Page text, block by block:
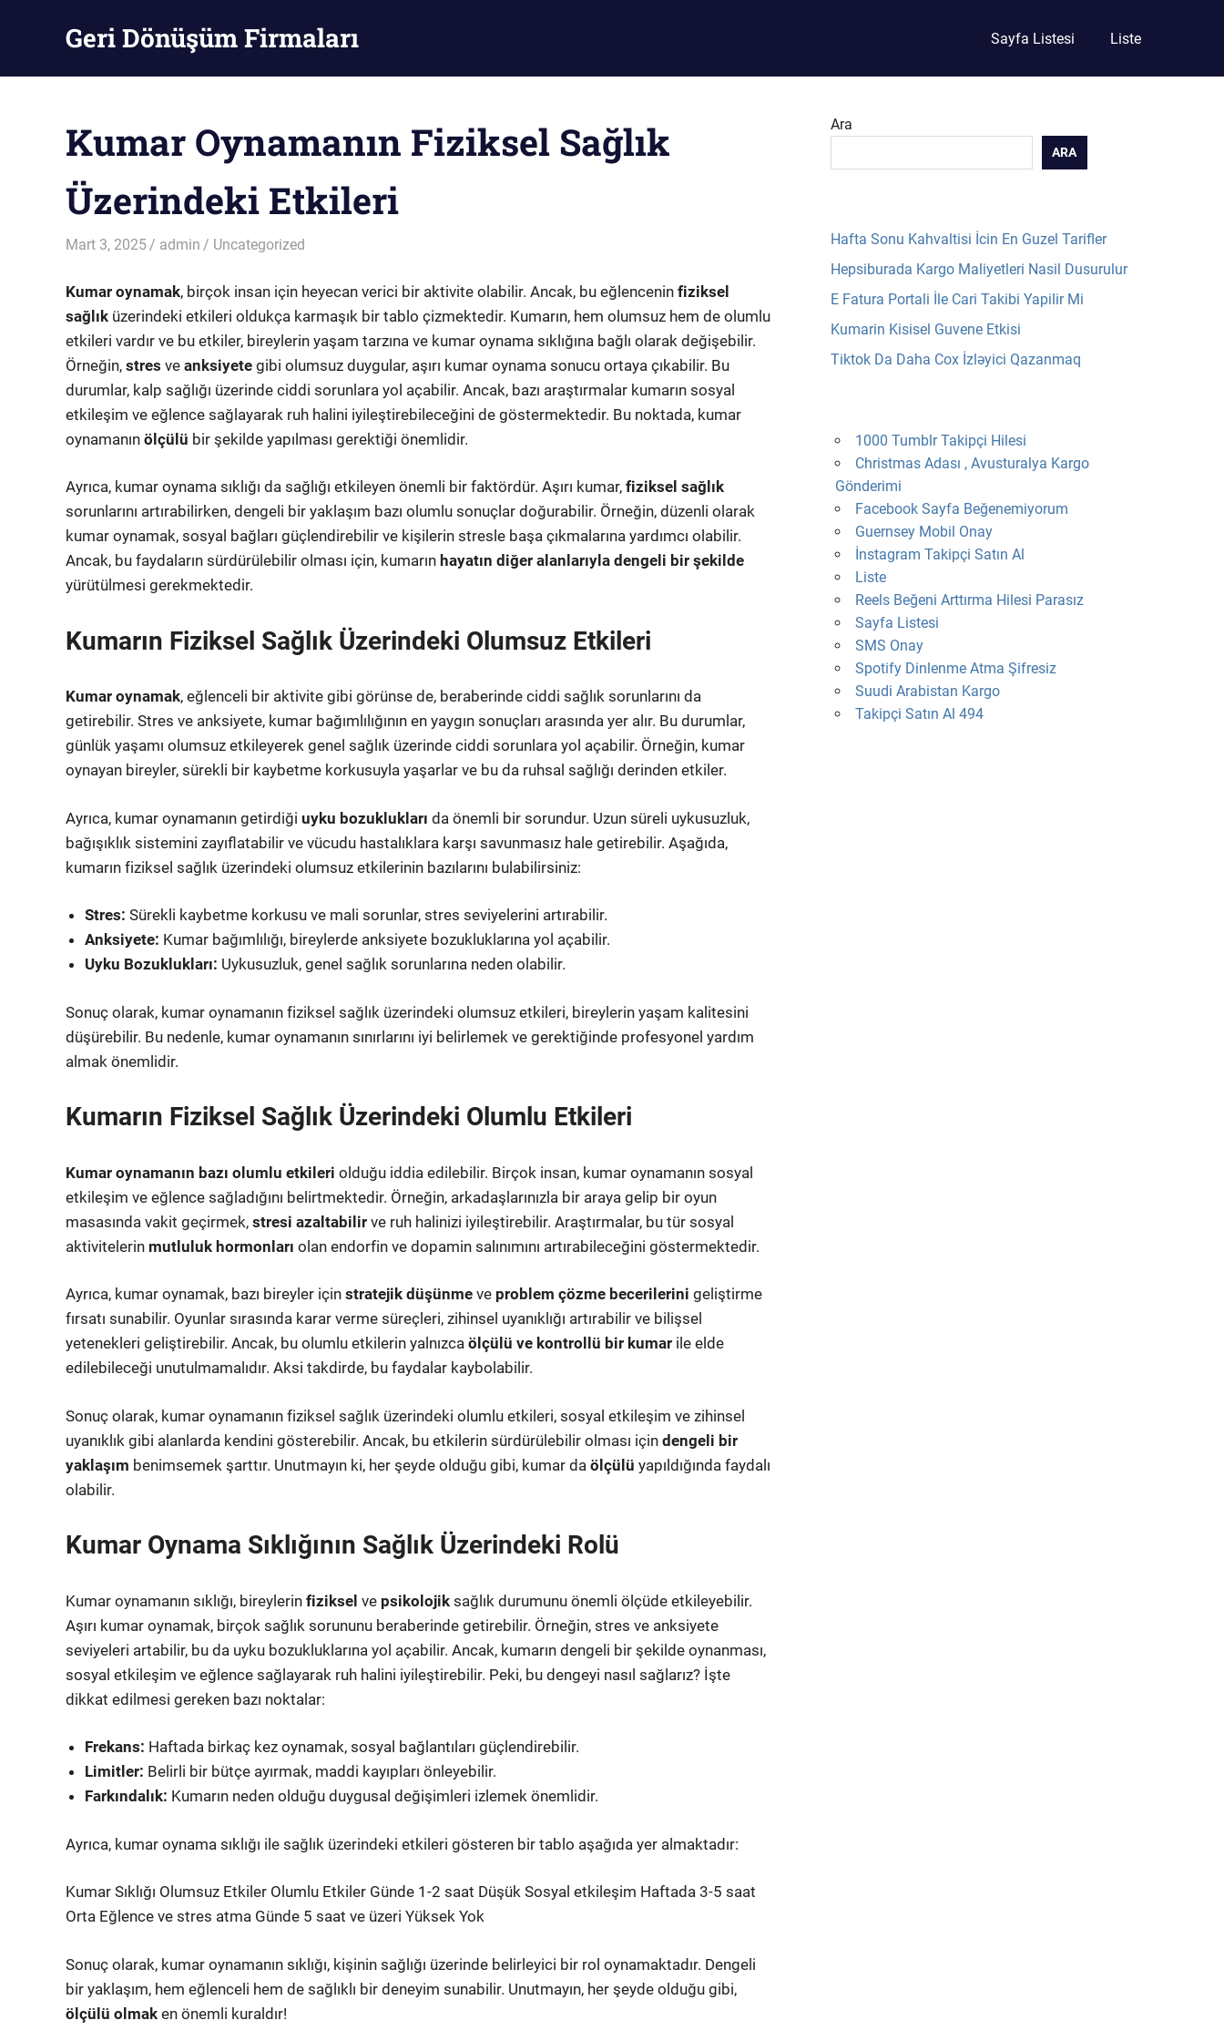
Geri Dönüşüm Firmaları Sayfa Listesi Liste
Kumar Oynamanın Fiziksel Sağlık
Üzerindeki Etkileri
Mart 3, 2025 admin Uncategorized
Kumar oynamak, birçok insan için heyecan verici bir aktivite olabilir. Ancak, bu eğlencenin fiziksel
sağlık üzerindeki etkileri oldukça karmaşık bir tablo çizmektedir. Kumarın, hem olumsuz hem de olumlu
etkileri vardır ve bu etkiler, bireylerin yaşam tarzına ve kumar oynama sıklığına bağlı olarak değişebilir.
Örneğin, stres ve anksiyete gibi olumsuz duygular, aşırı kumar oynama sonucu ortaya çıkabilir. Bu
durumlar, kalp sağlığı üzerinde ciddi sorunlara yol açabilir. Ancak, bazı araştırmalar kumarın sosyal
etkileşim ve eğlence sağlayarak ruh halini iyileştirebileceğini de göstermektedir. Bu noktada, kumar
oynamanın ölçülü bir şekilde yapılması gerektiği önemlidir.
Ayrıca, kumar oynama sıklığı da sağlığı etkileyen önemli bir faktördür. Aşırı kumar, fiziksel sağlık
sorunlarını artırabilirken, dengeli bir yaklaşım bazı olumlu sonuçlar doğurabilir. Örneğin, düzenli olarak
kumar oynamak, sosyal bağları güçlendirebilir ve kişilerin stresle başa çıkmalarına yardımcı olabilir.
Ancak, bu faydaların sürdürülebilir olması için, kumarın hayatın diğer alanlarıyla dengeli bir şekilde
yürütülmesi gerekmektedir.
Kumarın Fiziksel Sağlık Üzerindeki Olumsuz Etkileri
Kumar oynamak, eğlenceli bir aktivite gibi görünse de, beraberinde ciddi sağlık sorunlarını da
getirebilir. Stres ve anksiyete, kumar bağımlılığının en yaygın sonuçları arasında yer alır. Bu durumlar,
günlük yaşamı olumsuz etkileyerek genel sağlık üzerinde ciddi sorunlara yol açabilir. Örneğin, kumar
oynayan bireyler, sürekli bir kaybetme korkusuyla yaşarlar ve bu da ruhsal sağlığı derinden etkiler.
Ayrıca, kumar oynamanın getirdiği uyku bozuklukları da önemli bir sorundur. Uzun süreli uykusuzluk,
bağışıklık sistemini zayıflatabilir ve vücudu hastalıklara karşı savunmasız hale getirebilir. Aşağıda,
kumarın fiziksel sağlık üzerindeki olumsuz etkilerinin bazılarını bulabilirsiniz:
Stres: Sürekli kaybetme korkusu ve mali sorunlar, stres seviyelerini artırabilir.
Anksiyete: Kumar bağımlılığı, bireylerde anksiyete bozukluklarına yol açabilir.
Uyku Bozuklukları: Uykusuzluk, genel sağlık sorunlarına neden olabilir.
Sonuç olarak, kumar oynamanın fiziksel sağlık üzerindeki olumsuz etkileri, bireylerin yaşam kalitesini
düşürebilir. Bu nedenle, kumar oynamanın sınırlarını iyi belirlemek ve gerektiğinde profesyonel yardım
almak önemlidir.
Kumarın Fiziksel Sağlık Üzerindeki Olumlu Etkileri
Kumar oynamanın bazı olumlu etkileri olduğu iddia edilebilir. Birçok insan, kumar oynamanın sosyal
etkileşim ve eğlence sağladığını belirtmektedir. Örneğin, arkadaşlarınızla bir araya gelip bir oyun
masasında vakit geçirmek, stresi azaltabilir ve ruh halinizi iyileştirebilir. Araştırmalar, bu tür sosyal
aktivitelerin mutluluk hormonları olan endorfin ve dopamin salınımını artırabileceğini göstermektedir.
Ayrıca, kumar oynamak, bazı bireyler için stratejik düşünme ve problem çözme becerilerini geliştirme
fırsatı sunabilir. Oyunlar sırasında karar verme süreçleri, zihinsel uyanıklığı artırabilir ve bilişsel
yetenekleri geliştirebilir. Ancak, bu olumlu etkilerin yalnızca ölçülü ve kontrollü bir kumar ile elde
edilebileceği unutulmamalıdır. Aksi takdirde, bu faydalar kaybolabilir.
Sonuç olarak, kumar oynamanın fiziksel sağlık üzerindeki olumlu etkileri, sosyal etkileşim ve zihinsel
uyanıklık gibi alanlarda kendini gösterebilir. Ancak, bu etkilerin sürdürülebilir olması için dengeli bir
yaklaşım benimsemek şarttır. Unutmayın ki, her şeyde olduğu gibi, kumar da ölçülü yapıldığında faydalı
olabilir.
Kumar Oynama Sıklığının Sağlık Üzerindeki Rolü
Kumar oynamanın sıklığı, bireylerin fiziksel ve psikolojik sağlık durumunu önemli ölçüde etkileyebilir.
Aşırı kumar oynamak, birçok sağlık sorununu beraberinde getirebilir. Örneğin, stres ve anksiyete
seviyeleri artabilir, bu da uyku bozukluklarına yol açabilir. Ancak, kumarın dengeli bir şekilde oynanması,
sosyal etkileşim ve eğlence sağlayarak ruh halini iyileştirebilir. Peki, bu dengeyi nasıl sağlarız? İşte
dikkat edilmesi gereken bazı noktalar:
Frekans: Haftada birkaç kez oynamak, sosyal bağlantıları güçlendirebilir.
Limitler: Belirli bir bütçe ayırmak, maddi kayıpları önleyebilir.
Farkındalık: Kumarın neden olduğu duygusal değişimleri izlemek önemlidir.
Ayrıca, kumar oynama sıklığı ile sağlık üzerindeki etkileri gösteren bir tablo aşağıda yer almaktadır:
Kumar Sıklığı Olumsuz Etkiler Olumlu Etkiler Günde 1-2 saat Düşük Sosyal etkileşim Haftada 3-5 saat
Orta Eğlence ve stres atma Günde 5 saat ve üzeri Yüksek Yok
Sonuç olarak, kumar oynamanın sıklığı, kişinin sağlığı üzerinde belirleyici bir rol oynamaktadır. Dengeli
bir yaklaşım, hem eğlenceli hem de sağlıklı bir deneyim sunabilir. Unutmayın, her şeyde olduğu gibi,
ölçülü olmak en önemli kuraldır!
Ara
ARA
Hafta Sonu Kahvaltisi İcin En Guzel Tarifler
Hepsiburada Kargo Maliyetleri Nasil Dusurulur
E Fatura Portali İle Cari Takibi Yapilir Mi
Kumarin Kisisel Guvene Etkisi
Tiktok Da Daha Cox İzləyici Qazanmaq
1000 Tumblr Takipçi Hilesi
Christmas Adası , Avusturalya Kargo
Gönderimi
Facebook Sayfa Beğenemiyorum
Guernsey Mobil Onay
İnstagram Takipçi Satın Al
Liste
Reels Beğeni Arttırma Hilesi Parasız
Sayfa Listesi
SMS Onay
Spotify Dinlenme Atma Şifresiz
Suudi Arabistan Kargo
Takipçi Satın Al 494